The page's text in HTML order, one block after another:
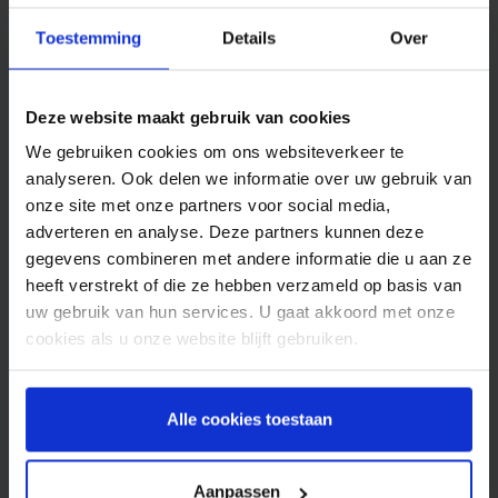
Toestemming Details Over
Deze website maakt gebruik van cookies
We gebruiken cookies om ons websiteverkeer te
analyseren. Ook delen we informatie over uw gebruik van
onze site met onze partners voor social media,
adverteren en analyse. Deze partners kunnen deze
gegevens combineren met andere informatie die u aan ze
heeft verstrekt of die ze hebben verzameld op basis van
uw gebruik van hun services. U gaat akkoord met onze
cookies als u onze website blijft gebruiken.
Alle cookies toestaan
Aanpassen
Nicolas: “Ik had altijd een hekel aan de
maandagochtend, tot ik bij Spryng ging
werken.”
Business Development Manager Nicolas
Clevenbergh aan het woord . Zijn naam
verraadt het al een beetje. Nicolas komt uit